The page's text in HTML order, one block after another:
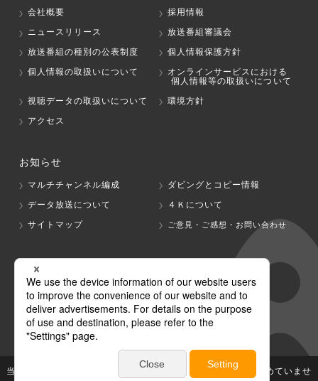
会社概要
採用情報
ニュースリリース
放送番組審議会
放送番組の種別の公表制度
個人情報保護方針
個人情報の取扱いについて
オンラインサービスにおける
個人情報等の取扱いについて
視聴データの取扱いについて
環境方針
アクセス
お知らせ
マルチチャンネル編成
ダビングとコピー情報
データ放送について
４Ｋについて
サイトマップ
ご意見・ご感想・お問い合わせ
グループ会社
テレビ朝日 テレ朝チャンネル
当社が著作権、著作隣接権を有する放送番組等の無断利用は認めていませ